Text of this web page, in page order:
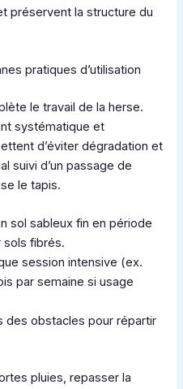
préservent la structure du
pratiques d’utilisation
le travail de la herse.
systématique et
d’éviter dégradation et
suivi d’un passage de
le tapis.
sol sableux fin en période
sols fibrés.
session intensive (ex.
par semaine si usage
des obstacles pour répartir
pluies, repasser la